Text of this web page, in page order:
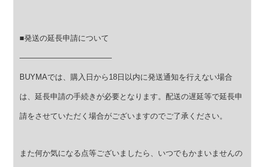
■発送の延長申請について
————————————
BUYMAでは、購入日から18日以内に発送通知を行えない場合
は、延長申請の手続きが必要となります。配送の遅延等で延長申
請をさせていただく場合がございますのでご了承ください。
また何か気になる点等ございましたら、いつでもかまいませんの